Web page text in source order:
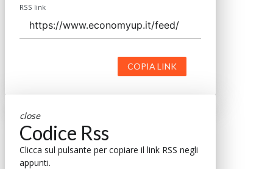
RSS link
COPIA LINK
close
Codice Rss
Clicca sul pulsante per copiare il link RSS negli
appunti.